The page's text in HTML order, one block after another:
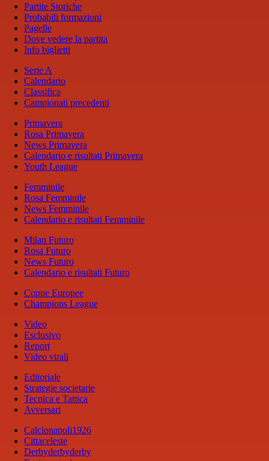
Partite Storiche
Probabili formazioni
Pagelle
Dove vedere la partita
Info biglietti
Serie A
Calendario
Classifica
Campionati precedenti
Primavera
Rosa Primavera
News Primavera
Calendario e risultati Primavera
Youth League
Femminile
Rosa Femminile
News Femminile
Calendario e risultati Femminile
Milan Futuro
Rosa Futuro
News Futuro
Calendario e risultati Futuro
Coppe Europee
Champions League
Video
Esclusivo
Report
Video virali
Editoriale
Strategie societarie
Tecnica e Tattica
Avversari
Calcionapoli1926
Cittaceleste
Derbyderbyderby